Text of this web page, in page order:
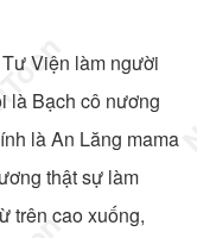
Viện làm người
là Bạch cô nương
là An Lăng mama
thật sự làm
trên cao xuống,